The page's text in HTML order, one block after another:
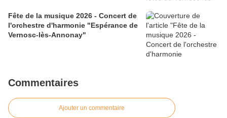
Fête de la musique 2026 - Concert de
l'orchestre d'harmonie "Espérance de
Vernosc-lès-Annonay"
Commentaires
Ajouter un commentaire